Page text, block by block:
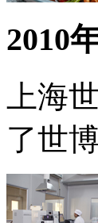
2010
上海
了世博